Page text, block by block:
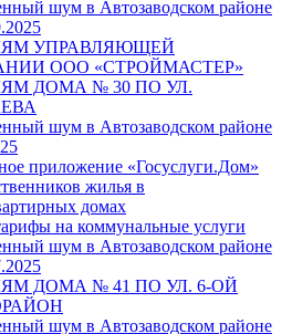
шум в Автозаводском районе
УПРАВЛЯЮЩЕЙ
ООО «СТРОЙМАСТЕР»
ДОМА № 30 ПО УЛ.
шум в Автозаводском районе
приложение «Госуслуги.Дом»
жилья в
домах
на коммунальные услуги
шум в Автозаводском районе
ДОМА № 41 ПО УЛ. 6-ОЙ
шум в Автозаводском районе